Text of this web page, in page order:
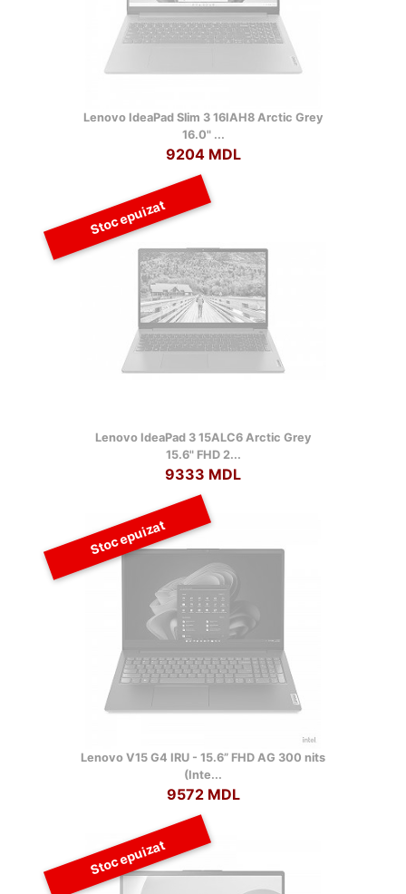
Lenovo IdeaPad Slim 3 16IAH8 Arctic Grey
16.0" ...
9204 MDL
Stoc epuizat
Lenovo IdeaPad 3 15ALC6 Arctic Grey
15.6" FHD 2...
9333 MDL
Stoc epuizat
Lenovo V15 G4 IRU - 15.6” FHD AG 300 nits
(Inte...
9572 MDL
Stoc epuizat